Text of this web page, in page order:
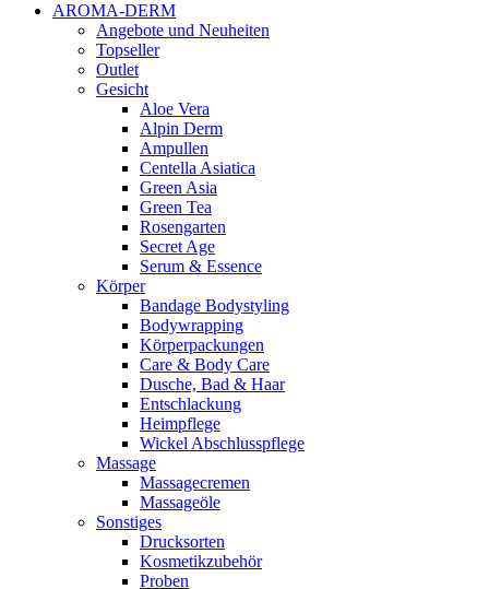
AROMA-DERM
Angebote und Neuheiten
Topseller
Outlet
Gesicht
Aloe Vera
Alpin Derm
Ampullen
Centella Asiatica
Green Asia
Green Tea
Rosengarten
Secret Age
Serum & Essence
Körper
Bandage Bodystyling
Bodywrapping
Körperpackungen
Care & Body Care
Dusche, Bad & Haar
Entschlackung
Heimpflege
Wickel Abschlusspflege
Massage
Massagecremen
Massageöle
Sonstiges
Drucksorten
Kosmetikzubehör
Proben